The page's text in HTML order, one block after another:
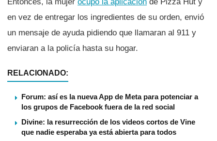
en vez de entregar los ingredientes de su orden, envió
un mensaje de ayuda pidiendo que llamaran al 911 y
enviaran a la policí­a hasta su hogar.
RELACIONADO:
Forum: así es la nueva App de Meta para potenciar a
los grupos de Facebook fuera de la red social
Divine: la resurrección de los videos cortos de Vine
que nadie esperaba ya está abierta para todos